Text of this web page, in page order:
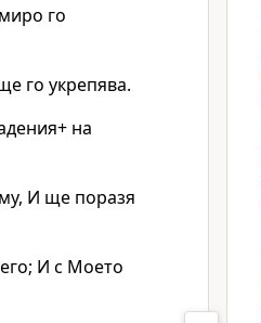
го
го укрепява.
на
И ще поразя
И с Моето